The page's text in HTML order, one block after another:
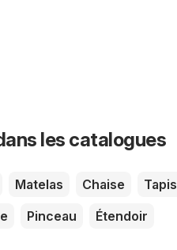
les catalogues
Matelas Chaise
Tapis
Pinceau
Étendoir